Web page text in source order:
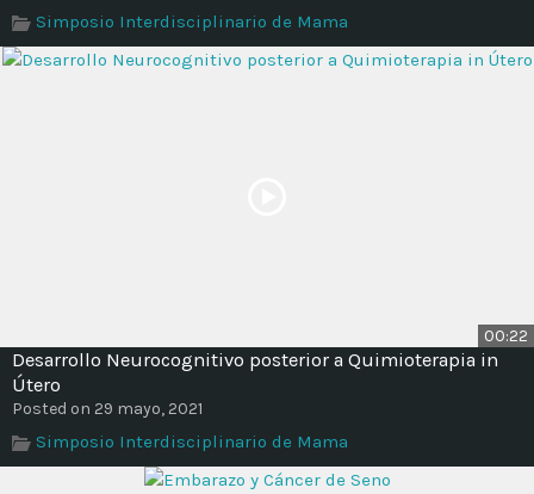
Simposio Interdisciplinario de Mama
00:22
Desarrollo Neurocognitivo posterior a Quimioterapia in
Útero
Posted on 29 mayo, 2021
Simposio Interdisciplinario de Mama